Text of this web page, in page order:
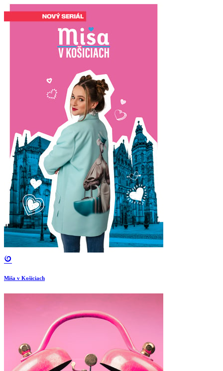
Miša v Košiciach